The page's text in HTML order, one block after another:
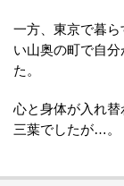
一方、東京で暮
い山奥の町で自
た。
心と身体が入れ
三葉でしたが…。